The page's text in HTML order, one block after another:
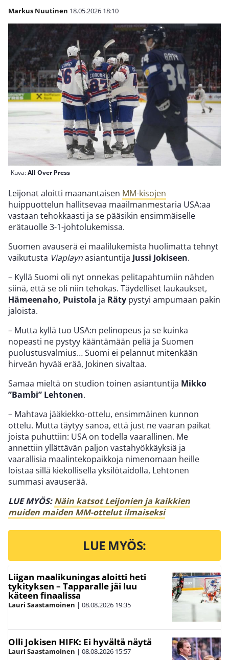
Markus Nuutinen 18.05.2026 18:10
Kuva:All Over Press
Leijonat aloitti maanantaisen MM-kisojen
huippuottelun hallitsevaa maailmanmestaria USA:aa
vastaan tehokkaasti ja se pääsikin ensimmäiselle
erätauolle 3-1-johtolukemissa.
Suomen avauserä ei maalilukemista huolimatta tehnyt
vaikutusta Viaplaynasiantuntija Jussi Jokiseen.
– Kyllä Suomi oli nyt onnekas pelitapahtumiin nähden
siinä, että se oli niin tehokas. Täydelliset laukaukset,
Hämeenaho, Puistola ja Räty pystyi ampumaan pakin
jaloista.
– Mutta kyllä tuo USA:n pelinopeus ja se kuinka
nopeasti ne pystyy kääntämään peliä ja Suomen
puolustusvalmius… Suomi ei pelannut mitenkään
hirveän hyvää erää, Jokinen sivaltaa.
Samaa mieltä on studion toinen asiantuntija Mikko
”Bambi” Lehtonen.
– Mahtava jääkiekko-ottelu, ensimmäinen kunnon
ottelu. Mutta täytyy sanoa, että just ne vaaran paikat
joista puhuttiin: USA on todella vaarallinen. Me
annettiin yllättävän paljon vastahyökkäyksiä ja
vaarallisia maalintekopaikkoja nimenomaan heille
loistaa sillä kiekollisella yksilötaidolla, Lehtonen
summasi avauserää.
LUE MYÖS:Näin katsot Leijonien ja kaikkien
muiden maiden MM-ottelut ilmaiseksi
LUE MYÖS:
Liigan maalikuningas aloitti heti
tykityksen – Tapparalle jäi luu
käteen finaalissa
Lauri Saastamoinen | 08.08.2026 19:35
Olli Jokisen HIFK: Ei hyvältä näytä
Lauri Saastamoinen | 08.08.2026 15:57